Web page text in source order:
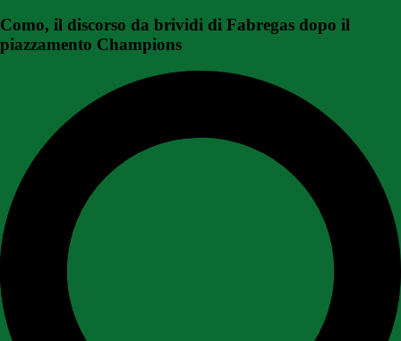
Como, il discorso da brividi di Fabregas dopo il
piazzamento Champions